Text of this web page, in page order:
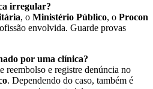
irregular?
, oMinistério Público, oProcon
envolvida. Guarde provas
por uma clínica?
reembolso e registre denúncia no
. Dependendo do caso, também é